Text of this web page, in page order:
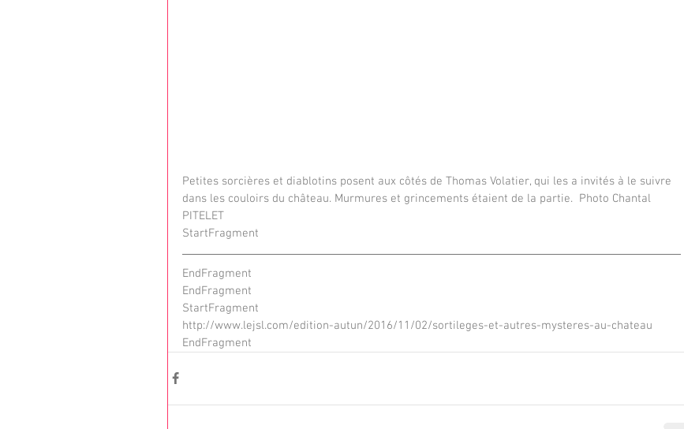
Petites sorcières et diablotins posent aux côtés de Thomas Volatier, qui les a invités à le suivre
dans les couloirs du château. Murmures et grincements étaient de la partie.  Photo Chantal
PITELET
StartFragment
EndFragment
EndFragment
StartFragment
http://www.lejsl.com/edition-autun/2016/11/02/sortileges-et-autres-mysteres-au-chateau
EndFragment